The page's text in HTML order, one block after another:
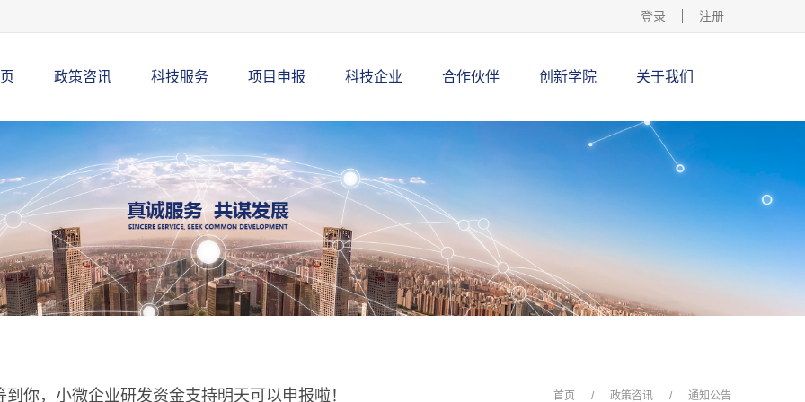
登录 注册
政策咨讯 科技服务 项目申报 科技企业 合作伙伴 创新学院 关于我们
首页 / 政策咨讯 / 通知公告
到你，小微企业研发资金支持明天可以申报啦！